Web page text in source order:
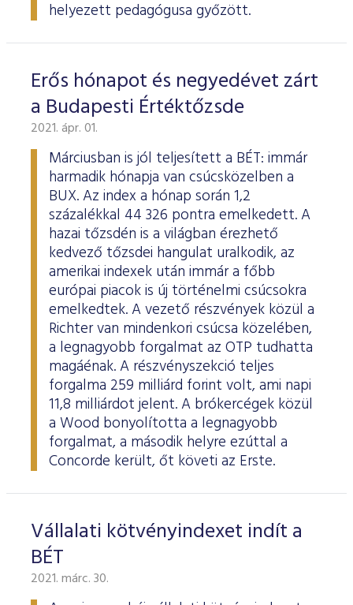
helyezett pedagógusa győzött.
Erős hónapot és negyedévet zárt
a Budapesti Értéktőzsde
2021. ápr. 01.
Márciusban is jól teljesített a BÉT: immár
harmadik hónapja van csúcsközelben a
BUX. Az index a hónap során 1,2
százalékkal 44 326 pontra emelkedett. A
hazai tőzsdén is a világban érezhető
kedvező tőzsdei hangulat uralkodik, az
amerikai indexek után immár a főbb
európai piacok is új történelmi csúcsokra
emelkedtek. A vezető részvények közül a
Richter van mindenkori csúcsa közelében,
a legnagyobb forgalmat az OTP tudhatta
magáénak. A részvényszekció teljes
forgalma 259 milliárd forint volt, ami napi
11,8 milliárdot jelent. A brókercégek közül
a Wood bonyolította a legnagyobb
forgalmat, a második helyre ezúttal a
Concorde került, őt követi az Erste.
Vállalati kötvényindexet indít a
BÉT
2021. márc. 30.